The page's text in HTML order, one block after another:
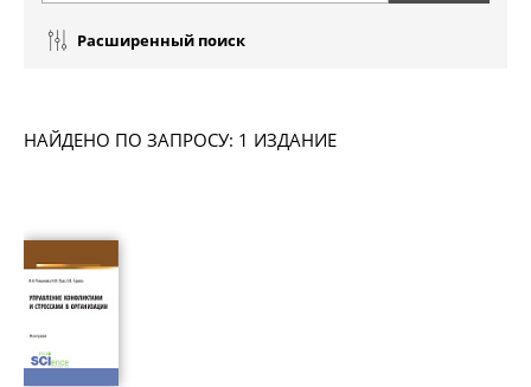
Расширенный поиск
НАЙДЕНО ПО ЗАПРОСУ: 1 ИЗДАНИЕ